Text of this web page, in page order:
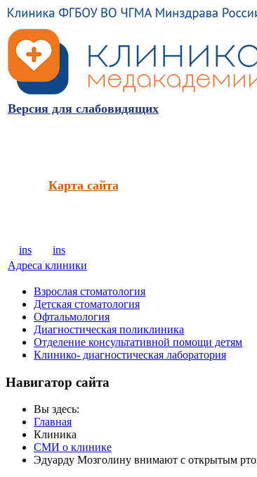
Версия для слабовидящих
Карта сайта
ins
ins
Адреса клиники
Взрослая стоматология
Детская стоматология
Офтальмология
Диагностическая поликлиника
Отделение консультативной помощи детям
Клинико- диагностическая лаборатория
Навигатор сайта
Вы здесь:
Главная
Клиника
СМИ о клинике
Эдуарду Мозголину внимают с открытым